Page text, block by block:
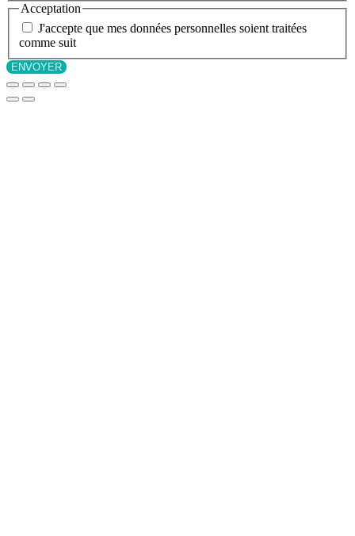
Acceptation
J'accepte que mes données personnelles soient traitées
comme suit